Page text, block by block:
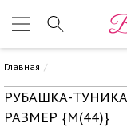
Главная
РУБАШКА-
РАЗМЕР {M(44)}